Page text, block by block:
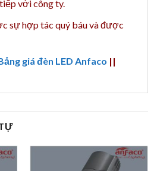
với công ty.
sự hợp tác quý báu và được
giá đèn LED Anfaco ||